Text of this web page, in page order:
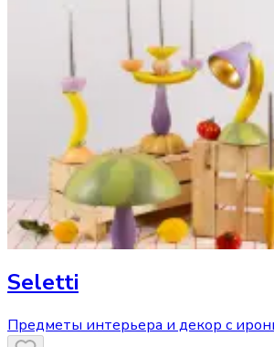
Seletti
Предметы интерьера и декор с